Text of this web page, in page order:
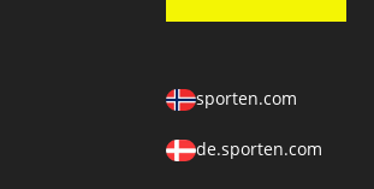
sporten.com
de.sporten.com